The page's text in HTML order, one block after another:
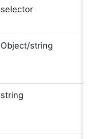
selector
Object/string
string